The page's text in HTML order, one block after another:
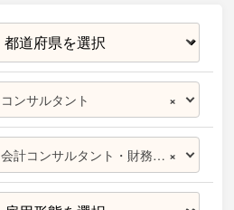
×
コンサルタント
×
会計コンサルタント・財務アドバイザリー